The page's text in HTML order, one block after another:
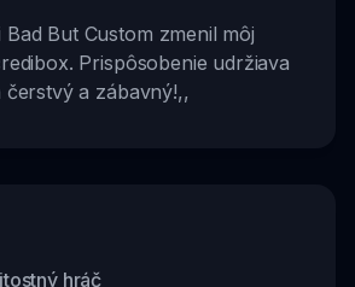
But Custom zmenil môj
Prispôsobenie udržiava
čerstvý a zábavný!,,
hráč